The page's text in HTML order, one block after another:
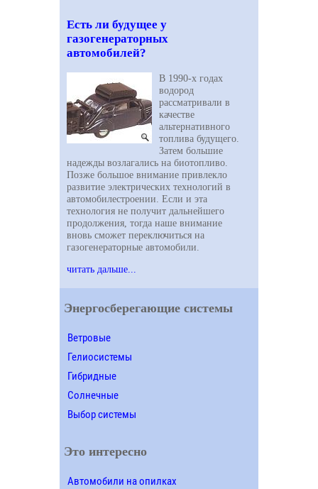
Есть ли будущее у
газогенераторных
автомобилей?
В 1990-х годах
водород
рассматривали в
качестве
альтернативного
топлива будущего.
Затем большие
надежды возлагались на биотопливо.
Позже большое внимание привлекло
развитие электрических технологий в
автомобилестроении. Если и эта
технология не получит дальнейшего
продолжения, тогда наше внимание
вновь сможет переключиться на
газогенераторные автомобили.
читать дальше...
Энергосберегающие системы
Ветровые
Гелиосистемы
Гибридные
Солнечные
Выбор системы
Это интересно
Автомобили на опилках